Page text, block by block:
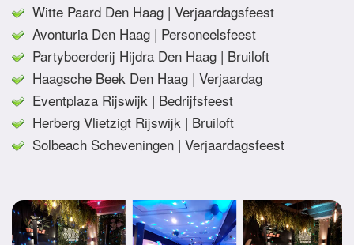
Witte Paard Den Haag | Verjaardagsfeest
Avonturia Den Haag | Personeelsfeest
Partyboerderij Hijdra Den Haag | Bruiloft
Haagsche Beek Den Haag | Verjaardag
Eventplaza Rijswijk | Bedrijfsfeest
Herberg Vlietzigt Rijswijk | Bruiloft
Solbeach Scheveningen | Verjaardagsfeest